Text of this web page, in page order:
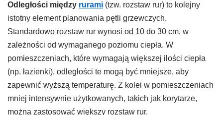
Odległości między rurami (tzw. rozstaw rur) to kolejny
istotny element planowania pętli grzewczych.
Standardowo rozstaw rur wynosi od 10 do 30 cm, w
zależności od wymaganego poziomu ciepła. W
pomieszczeniach, które wymagają większej ilości ciepła
(np. łazienki), odległości te mogą być mniejsze, aby
zapewnić wyższą temperaturę. Z kolei w pomieszczeniach
mniej intensywnie użytkowanych, takich jak korytarze,
można zastosować większy rozstaw rur.